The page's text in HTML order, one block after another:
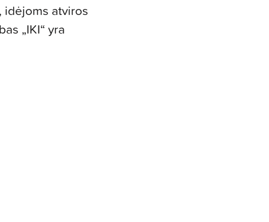
idėjoms atviros
„IKI“ yra